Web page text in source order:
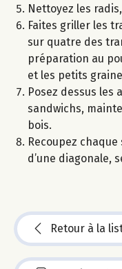
Nettoyez les
Faites griller les
sur quatre des
préparation au
et les petits
Posez dessus
sandwichs,
bois.
Recoupez
d’une diagonale,
Retour à la